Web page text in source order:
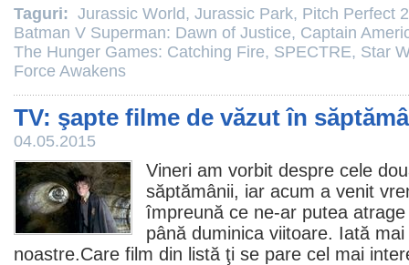
Taguri: Jurassic World, Jurassic Park, Pitch Perfect 2
Batman V Superman: Dawn of Justice, Captain
The Hunger Games: Catching Fire, SPECTRE, Star
Force Awakens
TV: şapte filme de văzut în
04.05.2015
Vineri am vorbit despre cele
săptămânii, iar acum a venit
împreună ce ne-ar putea
până duminica viitoare. Iată
noastre.Care film din listă ţi se pare cel mai